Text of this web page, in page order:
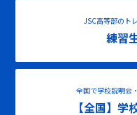
JSC高等部のト
練習
全国で学校説明会
【全国】